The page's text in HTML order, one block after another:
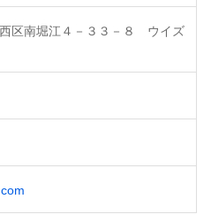
区南堀江４－３３－８ ウイズ